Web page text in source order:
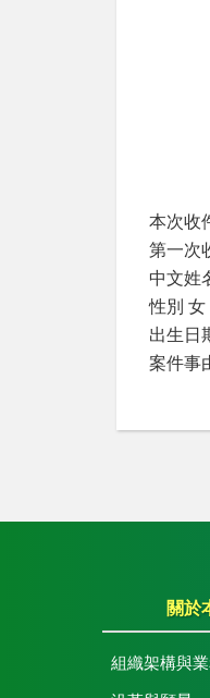
本次收
第一次
中文姓
性別 女
出生日
案件事
關於
組織架構與